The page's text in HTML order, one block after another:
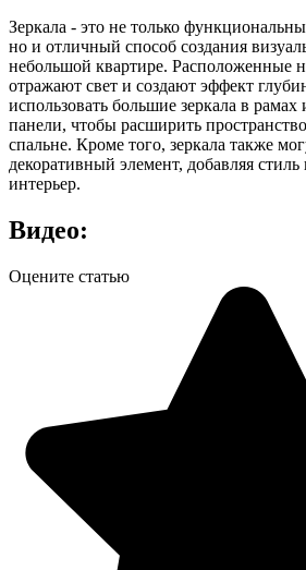
Зеркала - это не только
но и отличный способ создания
небольшой квартире. Расположенные
отражают свет и создают эффект
использовать большие зеркала в рамах
панели, чтобы расширить
спальне. Кроме того, зеркала также
декоративный элемент, добавляя стиль
интерьер.
Видео:
Оцените статью